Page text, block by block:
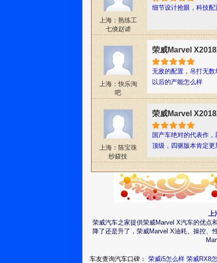
上海：熟练工
七倏赵谑
细节设计抢眼，科技
上海：快乐淘
吧
荣威Marvel
无敌的配置，吊打无
以后的产能怎么样
上海：陈宝珠
纱鼗技
荣威Marvel
国产车绝对的代表作
顶级，四驱版本肯定更
上
荣威汽车之家提供荣威Marvel X汽车的优点
降了还是升了，荣威Marvel X油耗、操控、
车友查询汽车口碑： 荣威i5怎么样 荣威RX8